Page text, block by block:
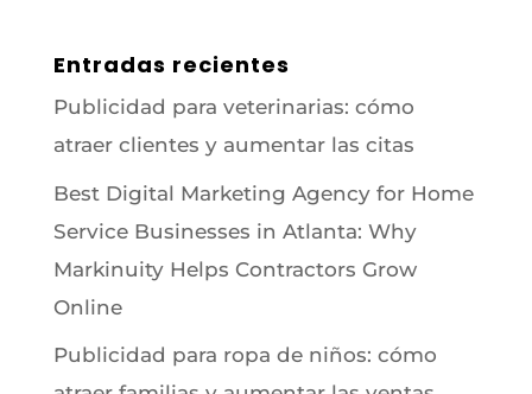
Entradas recientes
Publicidad para veterinarias: cómo
atraer clientes y aumentar las citas
Best Digital Marketing Agency for Home
Service Businesses in Atlanta: Why
Markinuity Helps Contractors Grow
Online
Publicidad para ropa de niños: cómo